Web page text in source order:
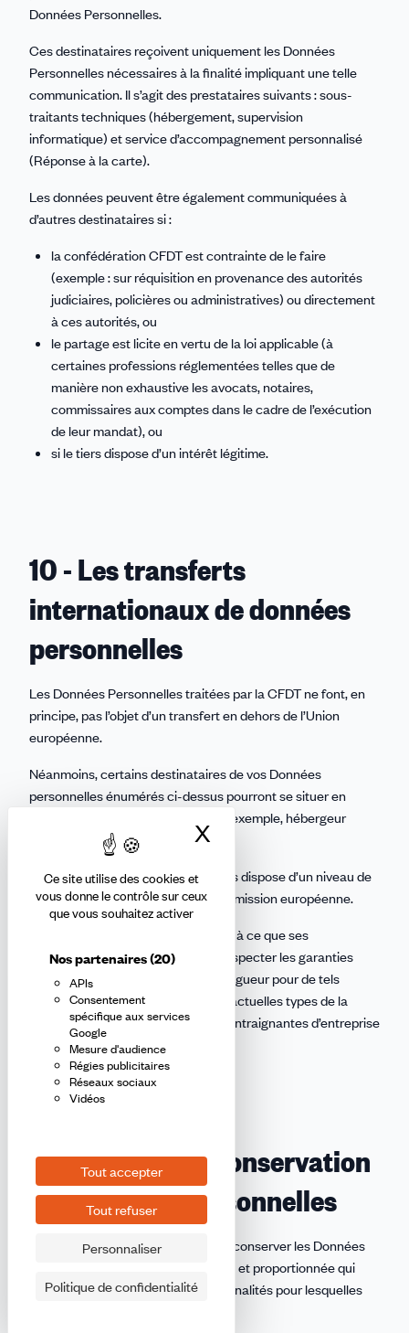
Ce site utilise des cookies et
vous donne le contrôle sur ceux
que vous souhaitez activer
Nos partenaires(20)
APIs
Consentement
spécifique aux services
Google
Mesure d'audience
Régies publicitaires
Réseaux sociaux
Vidéos
Tout accepter
Tout refuser
Personnaliser
Politique de confidentialité
X Masquer le
Données Personnelles.
Ces destinataires reçoivent uniquement les Données
Personnelles nécessaires à la finalité impliquant une telle
communication. Il s’agit des prestataires suivants : sous-
traitants techniques (hébergement, supervision
informatique) et service d’accompagnement personnalisé
(Réponse à la carte).
Les données peuvent être également communiquées à
d’autres destinataires si :
la confédération CFDT est contrainte de le faire
(exemple : sur réquisition en provenance des autorités
judiciaires, policières ou administratives) ou directement
à ces autorités, ou
le partage est licite en vertu de la loi applicable (à
certaines professions réglementées telles que de
manière non exhaustive les avocats, notaires,
commissaires aux comptes dans le cadre de l’exécution
de leur mandat), ou
si le tiers dispose d’un intérêt légitime.
10 - Les transferts
internationaux de données
personnelles
Les Données Personnelles traitées par la CFDT ne font, en
principe, pas l’objet d’un transfert en dehors de l’Union
européenne.
Néanmoins, certains destinataires de vos Données
personnelles énumérés ci-dessus pourront se situer en
dehors de l’Union européenne (par exemple, hébergeur
Cloud, développeur)
La CFDT s’assurera que le pays tiers dispose d’un niveau de
protection jugé adéquat par la Commission européenne.
La confédération CFDT s’attachera à ce que ses
prestataires se soient engagés à respecter les garanties
conformes à la réglementation en vigueur pour de tels
transferts (exemple : clauses contractuelles types de la
commission européenne, Règles contraignantes d’entreprise
(BCR).
11 - La durée de conservation
des données personnelles
La confédération CFDT s’engage à conserver les Données
Personnelles pour une durée limitée et proportionnée qui
n’excède pas celle nécessaire aux finalités pour lesquelles